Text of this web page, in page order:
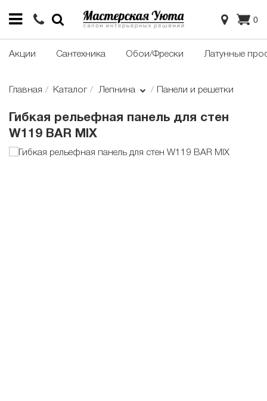
0
Акции Сантехника Обои/Фрески Латунные
Главная Каталог Лепнина Панели и решетки
Гибкая рельефная панель для стен
W119 BAR MIX